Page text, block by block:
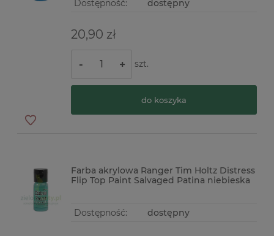
Dostępność: dostępny
20,90 zł
- + szt.
do koszyka
Farba akrylowa Ranger Tim Holtz Distress
Flip Top Paint Salvaged Patina niebieska
Dostępność: dostępny